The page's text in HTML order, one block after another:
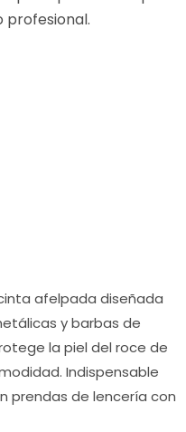
profesional.
afelpada diseñada
y barbas de
la piel del roce de
Indispensable
prendas de lencería con